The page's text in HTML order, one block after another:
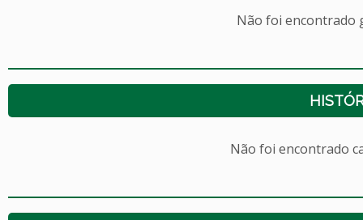
Não foi encontrado
Não foi encontrado